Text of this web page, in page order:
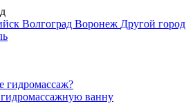
Волгоград Воронеж Другой город
гидромассаж?
ванну